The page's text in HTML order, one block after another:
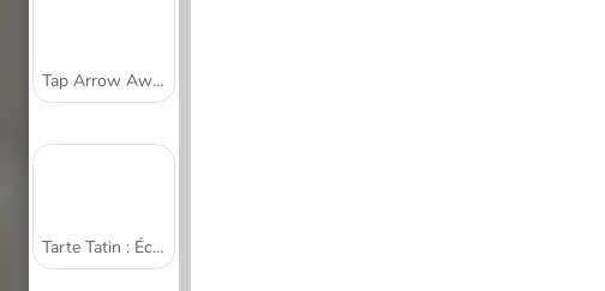
Tap Arrow Away
Tarte Tatin : École de cuisine de Sara